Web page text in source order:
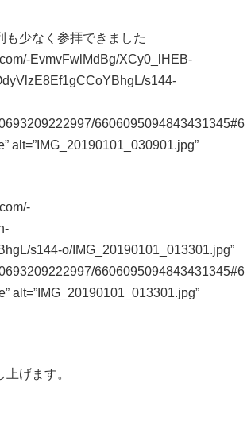
も少なく参拝できました
EvmvFwlMdBg/XCy0_lHEB-
s144-
6606095094843431345#6
alt=”IMG_20190101_030901.jpg”
s144-o/IMG_20190101_013301.jpg”
6606095094843431345#6
alt=”IMG_20190101_013301.jpg”
げます。